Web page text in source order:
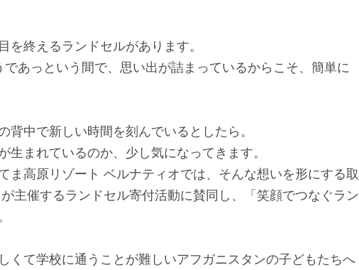
終えるランドセルがあります。
あっという間で、思い出が詰まっているからこそ、簡単に
中で新しい時間を刻んでいるとしたら。
まれているのか、少し気になってきます。
ま高原リゾート ベルナティオでは、そんな想いを形にする取
主催するランドセル寄付活動に賛同し、「笑顔でつなぐラン
くて学校に通うことが難しいアフガニスタンの子どもたちへ